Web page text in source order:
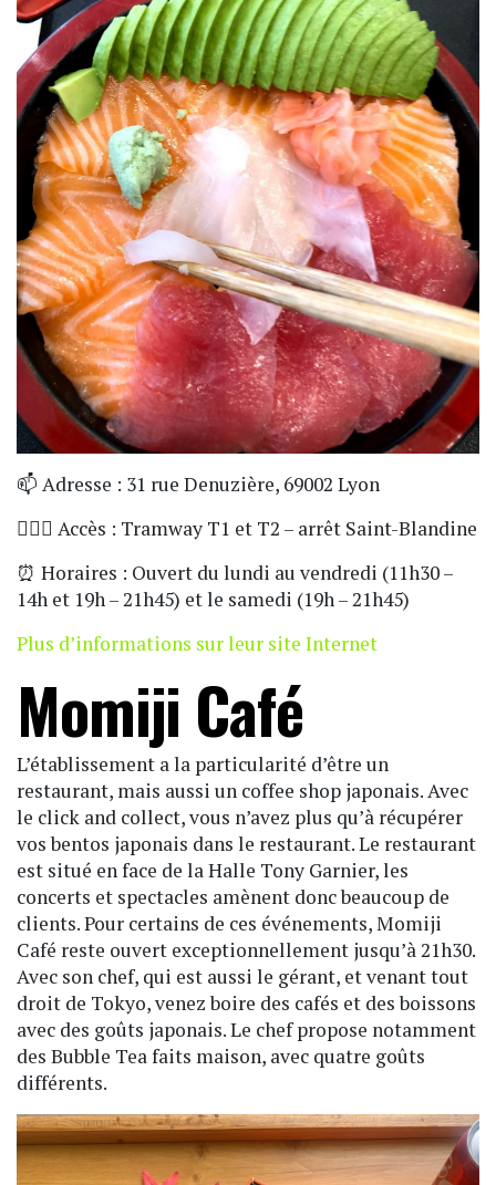
📫 Adresse : 31 rue Denuzière, 69002 Lyon
🏃🏼‍♀️ Accès : Tramway T1 et T2 – arrêt Saint-Blandine
⏰ Horaires : Ouvert du lundi au vendredi (11h30 –
14h et 19h – 21h45) et le samedi (19h – 21h45)
Plus d’informations sur leur site Internet
Momiji Café
L’établissement a la particularité d’être un
restaurant, mais aussi un coffee shop japonais. Avec
le click and collect, vous n’avez plus qu’à récupérer
vos bentos japonais dans le restaurant. Le restaurant
est situé en face de la Halle Tony Garnier, les
concerts et spectacles amènent donc beaucoup de
clients. Pour certains de ces événements, Momiji
Café reste ouvert exceptionnellement jusqu’à 21h30.
Avec son chef, qui est aussi le gérant, et venant tout
droit de Tokyo, venez boire des cafés et des boissons
avec des goûts japonais. Le chef propose notamment
des Bubble Tea faits maison, avec quatre goûts
différents.